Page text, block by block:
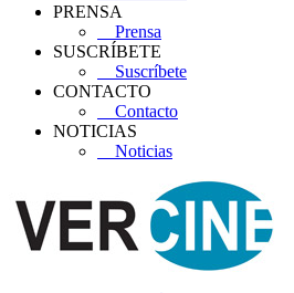
PRENSA
Prensa
SUSCRÍBETE
Suscríbete
CONTACTO
Contacto
NOTICIAS
Noticias